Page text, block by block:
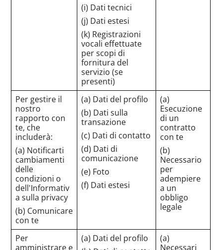
(i) Dati tecnici
(j) Dati estesi
(k) Registrazioni
vocali effettuate
per scopi di
fornitura del
servizio (se
presenti)
Per gestire il
nostro
rapporto con
te, che
includerà:
(a) Notificarti
cambiamenti
delle
condizioni o
dell'Informativ
a sulla privacy
(b) Comunicare
con te
(a) Dati del profilo
(b) Dati sulla
transazione
(c) Dati di contatto
(d) Dati di
comunicazione
(e) Foto
(f) Dati estesi
(a)
Esecuzione
di un
contratto
con te
(b)
Necessario
per
adempiere
a un
obbligo
legale
Per
amministrare e
(a) Dati del profilo
(a)
Necessari